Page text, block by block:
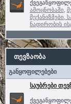
ამოცნობაში
ნადირობის
თევზაობა
განყოფილებები
საუბრები